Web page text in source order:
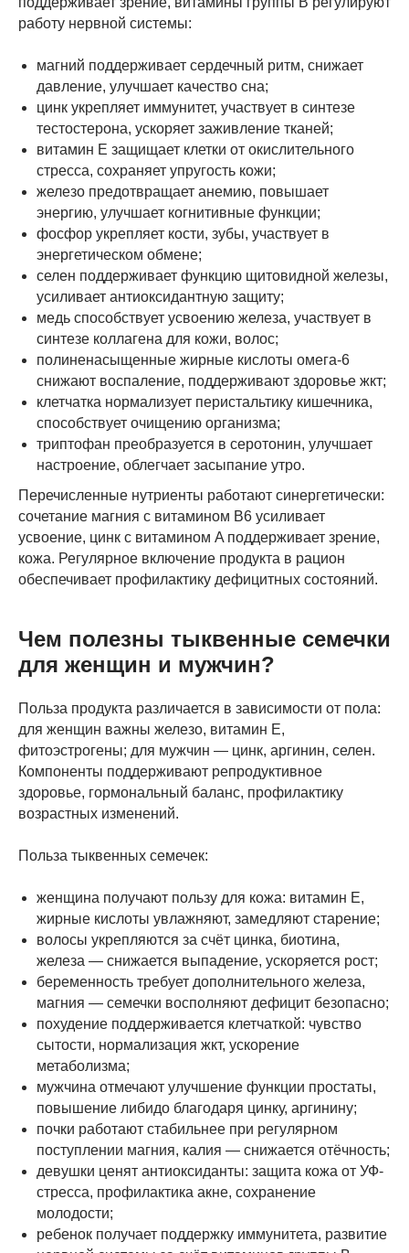
работу нервной системы:
магний поддерживает сердечный ритм, снижает
давление, улучшает качество сна;
цинк укрепляет иммунитет, участвует в синтезе
тестостерона, ускоряет заживление тканей;
витамин E защищает клетки от окислительного
стресса, сохраняет упругость кожи;
железо предотвращает анемию, повышает
энергию, улучшает когнитивные функции;
фосфор укрепляет кости, зубы, участвует в
энергетическом обмене;
селен поддерживает функцию щитовидной железы,
усиливает антиоксидантную защиту;
медь способствует усвоению железа, участвует в
синтезе коллагена для кожи, волос;
полиненасыщенные жирные кислоты омега-6
снижают воспаление, поддерживают здоровье жкт;
клетчатка нормализует перистальтику кишечника,
способствует очищению организма;
триптофан преобразуется в серотонин, улучшает
настроение, облегчает засыпание утро.
Перечисленные нутриенты работают синергетически:
сочетание магния с витамином B6 усиливает
усвоение, цинк с витамином A поддерживает зрение,
кожа. Регулярное включение продукта в рацион
обеспечивает профилактику дефицитных состояний.
Чем полезны тыквенные семечки
для женщин и мужчин?
Польза продукта различается в зависимости от пола:
для женщин важны железо, витамин E,
фитоэстрогены; для мужчин — цинк, аргинин, селен.
Компоненты поддерживают репродуктивное
здоровье, гормональный баланс, профилактику
возрастных изменений.
Польза тыквенных семечек:
женщина получают пользу для кожа: витамин E,
жирные кислоты увлажняют, замедляют старение;
волосы укрепляются за счёт цинка, биотина,
железа — снижается выпадение, ускоряется рост;
беременность требует дополнительного железа,
магния — семечки восполняют дефицит безопасно;
похудение поддерживается клетчаткой: чувство
сытости, нормализация жкт, ускорение
метаболизма;
мужчина отмечают улучшение функции простаты,
повышение либидо благодаря цинку, аргинину;
почки работают стабильнее при регулярном
поступлении магния, калия — снижается отёчность;
девушки ценят антиоксиданты: защита кожа от УФ-
стресса, профилактика акне, сохранение
молодости;
ребенок получает поддержку иммунитета, развитие